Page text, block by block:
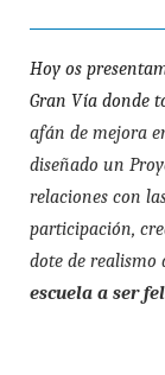
Hoy os
Gran Vía donde
afán de mejora
diseñado un
relaciones con
participación,
dote de realismo
escuela a ser